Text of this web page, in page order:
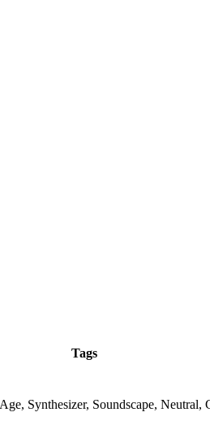
Tags
Synthesizer, Soundscape, Neutral,